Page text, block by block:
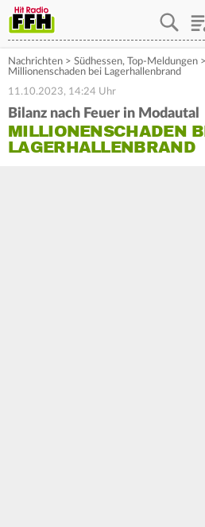
Nachrichten > Südhessen, Top-Meldungen >
Millionenschaden bei Lagerhallenbrand
11.10.2023, 14:24 Uhr
Bilanz nach Feuer in Modautal
MILLIONENSCHADEN
LAGERHALLENBRAND